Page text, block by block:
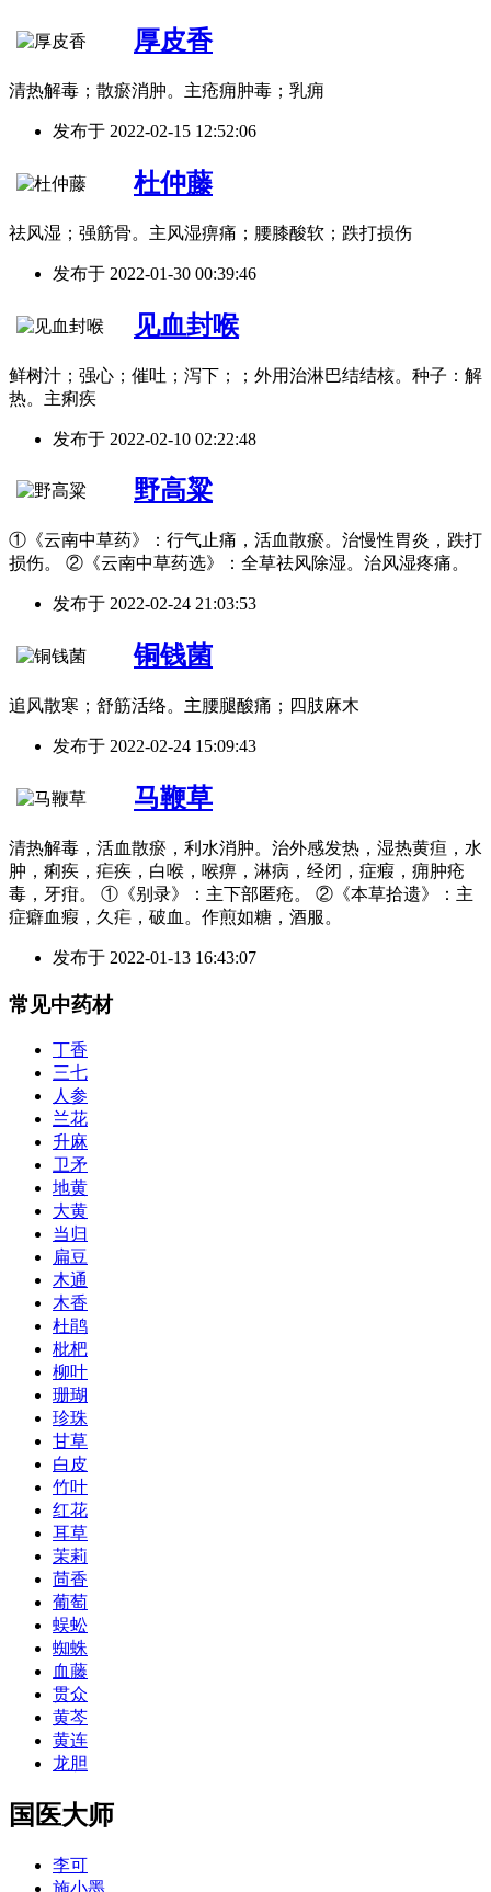
厚皮香
清热解毒；散瘀消肿。主疮痈肿毒；乳痈
发布于 2022-02-15 12:52:06
杜仲藤
祛风湿；强筋骨。主风湿痹痛；腰膝酸软；跌打损伤
发布于 2022-01-30 00:39:46
见血封喉
鲜树汁；强心；催吐；泻下；；外用治淋巴结结核。种子：解
热。主痢疾
发布于 2022-02-10 02:22:48
野高粱
①《云南中草药》：行气止痛，活血散瘀。治慢性胃炎，跌打
损伤。 ②《云南中草药选》：全草祛风除湿。治风湿疼痛。
发布于 2022-02-24 21:03:53
铜钱菌
追风散寒；舒筋活络。主腰腿酸痛；四肢麻木
发布于 2022-02-24 15:09:43
马鞭草
清热解毒，活血散瘀，利水消肿。治外感发热，湿热黄疸，水
肿，痢疾，疟疾，白喉，喉痹，淋病，经闭，症瘕，痈肿疮
毒，牙疳。 ①《别录》：主下部匿疮。 ②《本草拾遗》：主
症癖血瘕，久疟，破血。作煎如糖，酒服。
发布于 2022-01-13 16:43:07
常见中药材
丁香
三七
人参
兰花
升麻
卫矛
地黄
大黄
当归
扁豆
木通
木香
杜鹃
枇杷
柳叶
珊瑚
珍珠
甘草
白皮
竹叶
红花
耳草
茉莉
茴香
葡萄
蜈蚣
蜘蛛
血藤
贯众
黄芩
黄连
龙胆
国医大师
李可